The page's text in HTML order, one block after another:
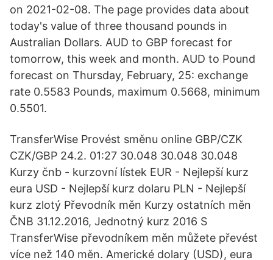
on 2021-02-08. The page provides data about
today's value of three thousand pounds in
Australian Dollars. AUD to GBP forecast for
tomorrow, this week and month. AUD to Pound
forecast on Thursday, February, 25: exchange
rate 0.5583 Pounds, maximum 0.5668, minimum
0.5501.
TransferWise Provést směnu online GBP/CZK
CZK/GBP 24.2. 01:27 30.048 30.048 30.048
Kurzy čnb - kurzovní lístek EUR - Nejlepší kurz
eura USD - Nejlepší kurz dolaru PLN - Nejlepší
kurz zlotý Převodník měn Kurzy ostatních měn
ČNB 31.12.2016, Jednotný kurz 2016 S
TransferWise převodníkem měn můžete převést
více než 140 měn. Americké dolary (USD), eura